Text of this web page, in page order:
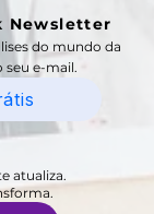
Newsletter
do mundo da
e-mail.
atualiza.